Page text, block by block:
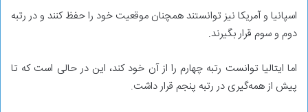
اسپانیا و آمریکا نیز توانستند همچنان موقعیت خود را حفظ کنند و در رتبه
دوم و سوم قرار بگیرند.
اما ایتالیا توانست رتبه چهارم را از آن خود کند، این در حالی است که تا
پیش از همه‌گیری در رتبه پنجم قرار داشت.